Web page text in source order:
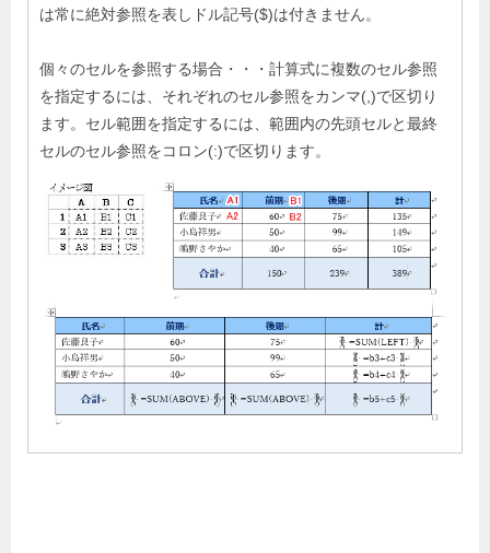
は常に絶対参照を表しドル記号($)は付きません。
個々のセルを参照する場合・・・計算式に複数のセル参照
を指定するには、それぞれのセル参照をカンマ(,)で区切り
ます。セル範囲を指定するには、範囲内の先頭セルと最終
セルのセル参照をコロン(:)で区切ります。